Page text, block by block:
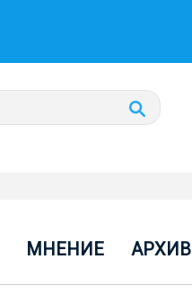
МНЕНИЕ АРХИВ